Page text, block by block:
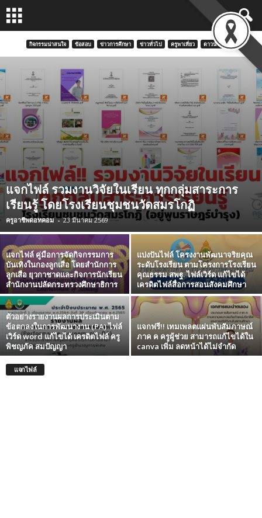
กิจกรรมน่าสนใจ ข้อสอบ ข่าวการศึกษา ข่าวทั่วไป ครูพาเที่ยว ดาวน์โหลด
แจกไฟล์ รวมงานวิจัยในเรียน ทุกกลุ่มสาระการ
เรียนรู้ โดยโรงเรียนชุมชนวัดสมรโกฏิ
ครูอาชีพดอทคอม - 23 มีนาคม 2569
แจกไฟล์ คู่มือการจัดกิจกรรมการ
บันเทิงในกองลูกเสือ โดยสำนักการ
ลูกเสือ ยุวกาชาดและกิจการนักเรียน
สำนักงานปลัดกระทรวงศึกษาธิการ
แบ่งปันไฟล์ โครงงานพัฒนาจริยคุณ
ระดับโรงเรียน ตามโครงการโรงเรียน
คุณธรรม สพฐ. ไฟล์เวิร์ด แก้ไขได้
เครดิตไฟล์สื่อการสอนสังคมศึกษา
ตัวอย่างรายงานผลการประเมินตาม
ข้อตกลงในการพัฒนางาน (PA) ไฟล์
เวิร์ด word แก้ไขได้ เครดิตไฟล์ ครู
พิชญภัค สมปัญญา
แจกฟรี!! เทมเพลตแผ่นพับสัมภาษณ์
ภาค ค ครูผู้ช่วย สามารถแก้ไขได้ใน
canva เพิ่ม ลดหน้าได้ไม่จำกัด
แจกไฟล์